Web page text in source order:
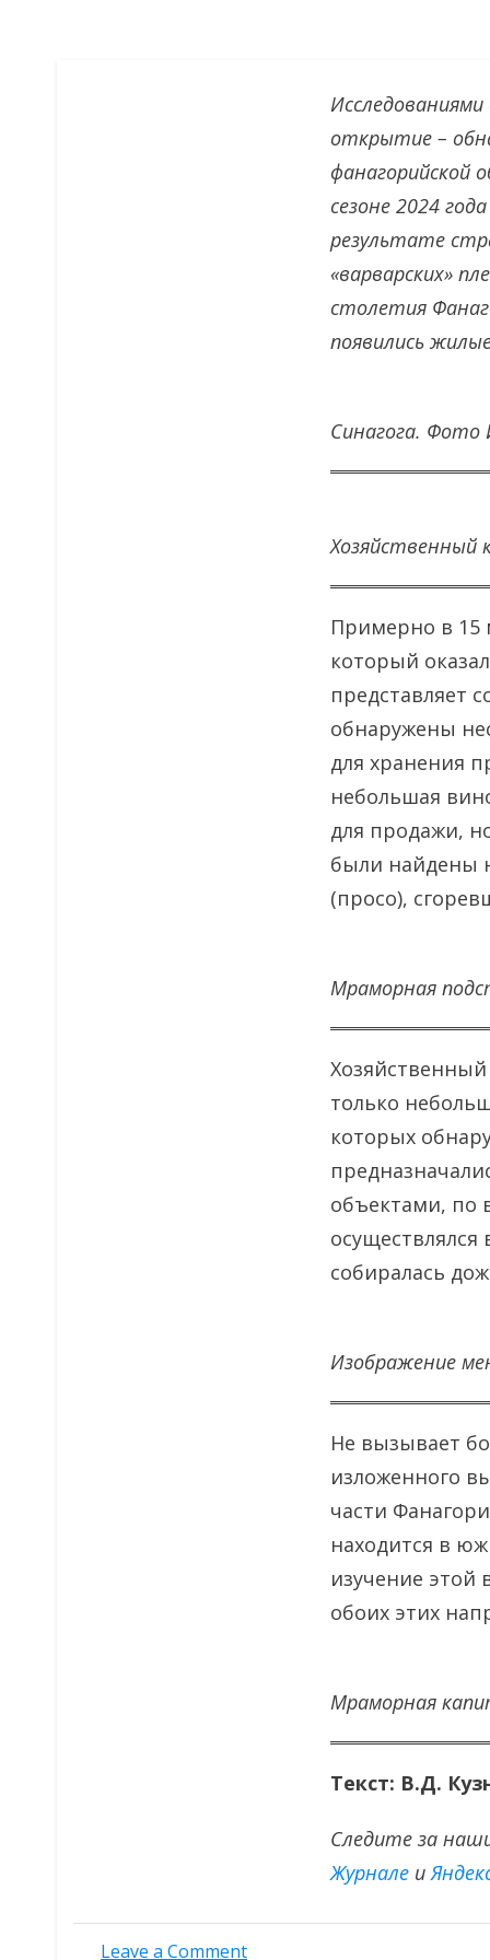
открытие –
фанагорийской
сезоне 2024
результате
«варварских»
столетия
появились
Синагога. Фото
Хозяйственный
Примерно в 15
который
представляет
обнаружены
для хранения
небольшая
для продажи,
были найдены
(просо),
Мраморная
Хозяйственный
только
которых
объектами, по
собиралась
Изображение
Не вызывает
изложенного
части
находится в
изучение
обоих этих
Мраморная
Текст: В.Д.
Следите за
Журнале и
Leave a Commenton